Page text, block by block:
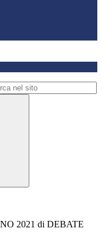
2021 di DEBATE